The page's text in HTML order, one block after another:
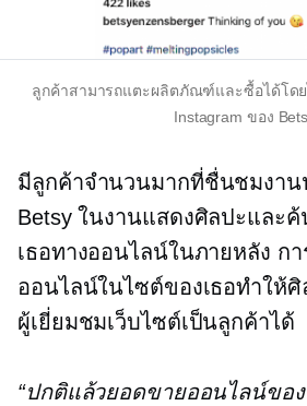
ลูกค้าสามารถแตะผลิตภัณฑ์และซื้อได้โดย
Instagram ของ
มีลูกค้าจำนวนมากที่ชื่นชมงาน
Betsy ในงานแสดงศิลปะและ
เธอทางออนไลน์ในภายหลัง ก
ออนไลน์ในไซต์ของเธอทำให้
ผู้เยี่ยมชมเว็บไซต์เป็นลูกค้าได้
“ปกติแล้วยอดขายออนไลน์ขอ